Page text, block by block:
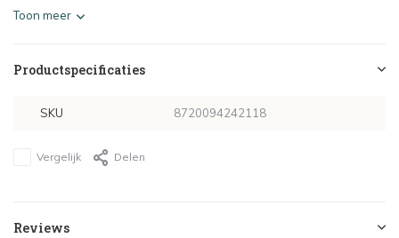
Toon meer
Productspecificaties
SKU 8720094242118
Vergelijk Delen
Reviews